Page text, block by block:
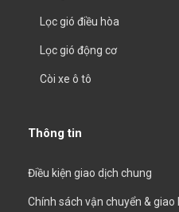
Lọc gió điều hòa
Lọc gió động cơ
Còi xe ô tô
Thông tin
Điều kiện giao dịch chung
Chính sách vận chuyển & giao